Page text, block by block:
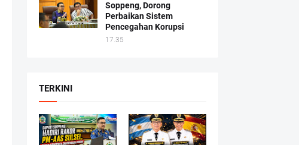
Soppeng, Dorong
Perbaikan Sistem
Pencegahan Korupsi
17.35
TERKINI